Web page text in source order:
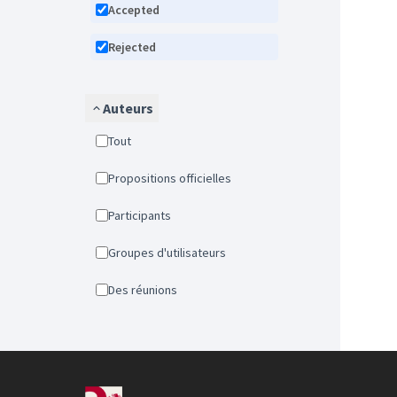
Accepted
Rejected
Auteurs
Tout
Propositions officielles
Participants
Groupes d'utilisateurs
Des réunions